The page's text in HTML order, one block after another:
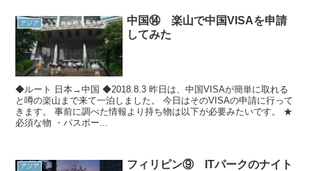
アジア
中国⑭ 楽山で中国VISAを申請
してみた
◆ルート 日本→中国 ◆2018.8.3 昨日は、中国VISAが簡単に取れる
と噂の楽山まで来て一泊しました。 今日はそのVISAの申請に行って
きます。 事前に調べた情報より持ち物は以下が必要みたいです。 ★
必須な物 ・パスポー...
アジア
フィリピン⑨ ITパークのナイト